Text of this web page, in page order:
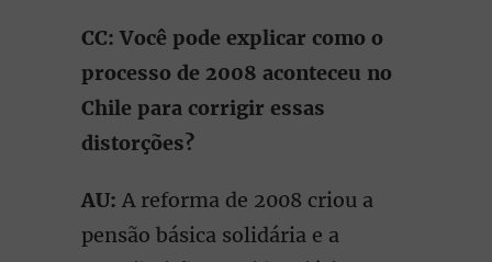
CC: Você pode explicar como o
processo de 2008 aconteceu no
Chile para corrigir essas
distorções?
AU: A reforma de 2008 criou a
pensão básica solidária e a